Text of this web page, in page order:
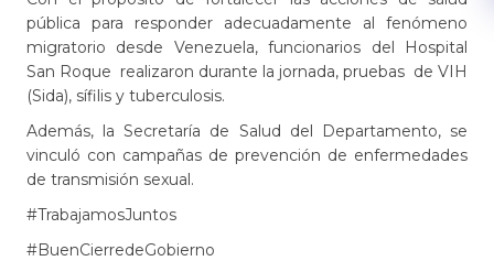
pública para responder adecuadamente al fenómeno
migratorio desde Venezuela, funcionarios del Hospital
San Roque realizaron durante la jornada, pruebas de VIH
(Sida), sífilis y tuberculosis.
Además, la Secretaría de Salud del Departamento, se
vinculó con campañas de prevención de enfermedades
de transmisión sexual.​
#TrabajamosJuntos
#BuenCierredeGobierno